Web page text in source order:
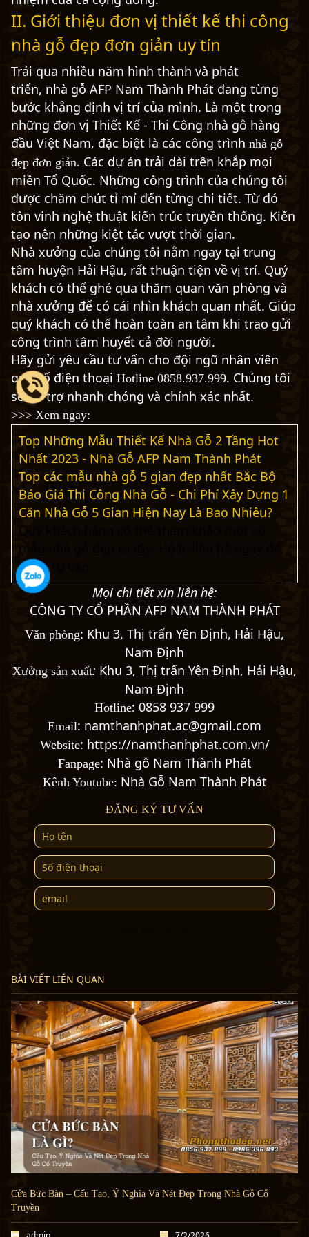
II. Giới thiệu đơn vị thiết kế thi công
nhà gỗ đẹp đơn giản uy tín
Trải qua nhiều năm hình thành và phát
triển, nhà gỗ AFP Nam Thành Phát đang từng
bước khẳng định vị trí của mình. Là một trong
những đơn vị Thiết Kế - Thi Công nhà gỗ hàng
đầu Việt Nam, đặc biệt là các công trình nhà gỗ
đẹp đơn giản. Các dự án trải dài trên khắp mọi
miền Tổ Quốc. Những công trình của chúng tôi
được chăm chút tỉ mỉ đến từng chi tiết. Từ đó
tôn vinh nghệ thuật kiến trúc truyền thống. Kiến
tạo nên những kiệt tác vượt thời gian.
Nhà xưởng của chúng tôi nằm ngay tại trung
tâm huyện Hải Hậu, rất thuận tiện về vị trí. Quý
khách có thể ghé qua thăm quan văn phòng và
nhà xưởng để có cái nhìn khách quan nhất. Giúp
quý khách có thể hoàn toàn an tâm khi trao gửi
công trình tâm huyết cả đời người.
Hãy gửi yêu cầu tư vấn cho đội ngũ nhân viên
qua số điện thoại Hotline 0858.937.999. Chúng tôi
sẽ hỗ trợ nhanh chóng và chính xác nhất.
>>> Xem ngay:
Top Những Mẫu Thiết Kế Nhà Gỗ 2 Tầng Hot
Nhất 2023 - Nhà Gỗ AFP Nam Thành Phát
Top các mẫu nhà gỗ 5 gian đẹp nhất Bắc Bộ
Báo Giá Thi Công Nhà Gỗ - Chi Phí Xây Dựng 1
Căn Nhà Gỗ 5 Gian Hiện Nay Là Bao Nhiêu?
Quý khách hàng có thể tham khảo một số
mẫu nhà gỗ đẹp
. Hoặc liên hệ ngay để
được tư vấn.
Mọi chi tiết xin liên hệ:
CÔNG TY CỔ PHẦN AFP NAM THÀNH PHÁT
Văn phòng: Khu 3, Thị trấn Yên Định, Hải Hậu,
Nam Định
Xưởng sản xuất: Khu 3, Thị trấn Yên Định, Hải Hậu,
Nam Định
Hotline: 0858 937 999
Email: namthanhphat.ac@gmail.com
Website: https://namthanhphat.com.vn/
Fanpage: Nhà gỗ Nam Thành Phát
Kênh Youtube: Nhà Gỗ Nam Thành Phát
ĐĂNG KÝ TƯ VẤN
BÀI VIẾT LIÊN QUAN
Cửa Bức Bàn – Cấu Tạo, Ý Nghĩa Và Nét Đẹp Trong Nhà Gỗ Cổ
Truyền